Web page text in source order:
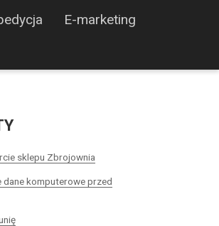
E-marketing
sklepu Zbrojownia
dane komputerowe przed